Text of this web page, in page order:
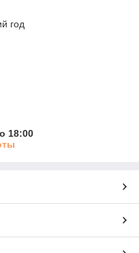
год
18:00